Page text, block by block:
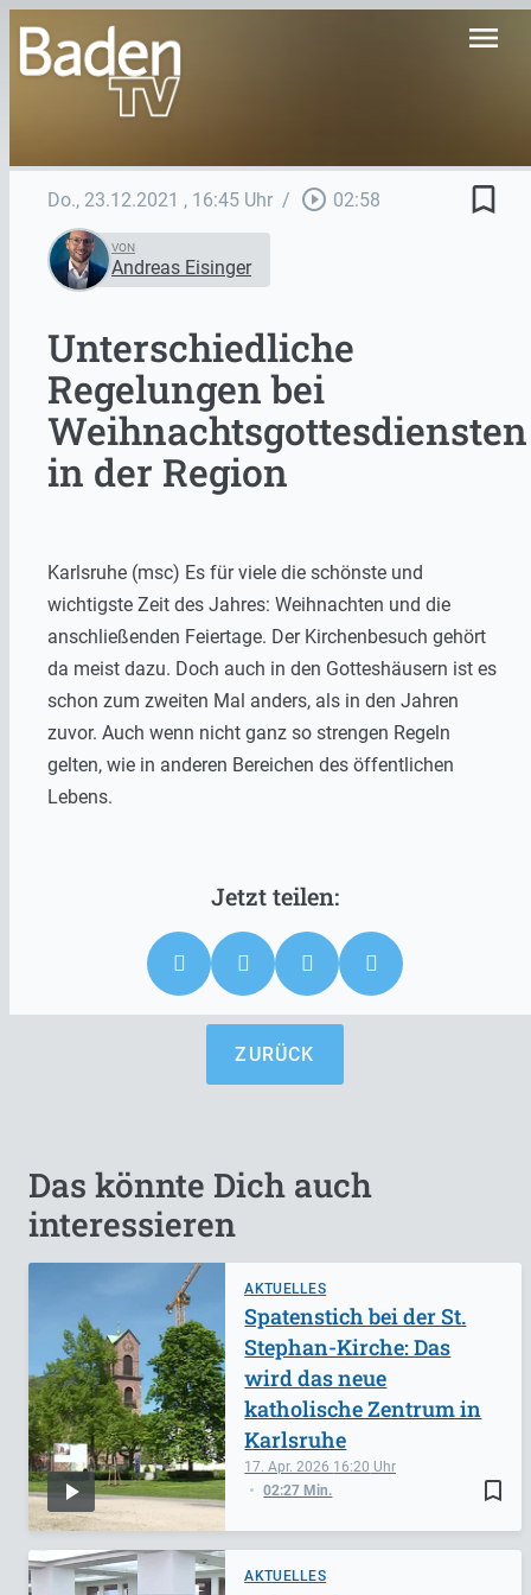
menu
Do., 23.12.2021 , 16:45 Uhr / play_circle_outline 02:58 bookmark_border
VON
Andreas Eisinger
Unterschiedliche
Regelungen bei
Weihnachtsgottesdiensten
in der Region
Karlsruhe (msc) Es für viele die schönste und
wichtigste Zeit des Jahres: Weihnachten und die
anschließenden Feiertage. Der Kirchenbesuch gehört
da meist dazu. Doch auch in den Gotteshäusern ist es
schon zum zweiten Mal anders, als in den Jahren
zuvor. Auch wenn nicht ganz so strengen Regeln
gelten, wie in anderen Bereichen des öffentlichen
Lebens.
ZURÜCK
Das könnte Dich auch
interessieren
AKTUELLES
bookmark_border
17. Apr. 2026 16:20
02:27 Min.
Spatenstich bei der St.
Stephan-Kirche: Das
wird das neue
katholische Zentrum in
Karlsruhe
AKTUELLES